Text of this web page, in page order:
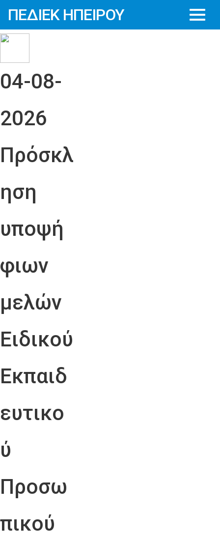
ΠΕΔΙΕΚ ΗΠΕΙΡΟΥ
04-08-
2026
Πρόσκλ
ηση
υποψή
φιων
μελών
Ειδικού
Εκπαιδ
ευτικο
ύ
Προσω
πικού